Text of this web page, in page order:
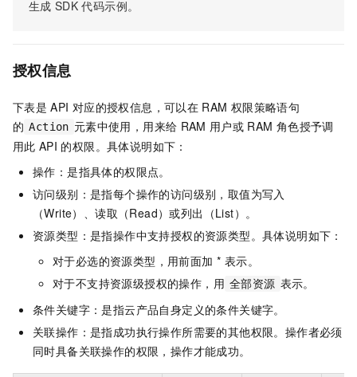
生成 SDK 代码示例。
授权信息
下表是 API 对应的授权信息，可以在 RAM 权限策略语句
的 Action 元素中使用，用来给 RAM 用户或 RAM 角色授予调
用此 API 的权限。具体说明如下：
操作：是指具体的权限点。
访问级别：是指每个操作的访问级别，取值为写入
（Write）、读取（Read）或列出（List）。
资源类型：是指操作中支持授权的资源类型。具体说明如下：
对于必选的资源类型，用前面加 * 表示。
对于不支持资源级授权的操作，用 全部资源 表示。
条件关键字：是指云产品自身定义的条件关键字。
关联操作：是指成功执行操作所需要的其他权限。操作者必须
同时具备关联操作的权限，操作才能成功。